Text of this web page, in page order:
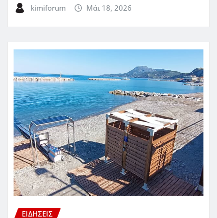
kimiforum Μάι 18, 2026
ΕΙΔΗΣΕΙΣ